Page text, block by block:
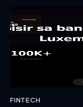
FINTECH